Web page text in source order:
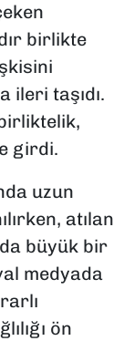
birlikte
ileri taşıdı.
girdi.
uzun
atılan
büyük bir
medyada
ön